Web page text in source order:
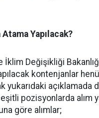
Yapılacak?
Değişikliği
kontenjanlar
yukarıdaki açıklamada
pozisyonlarda alım
göre alımlar;